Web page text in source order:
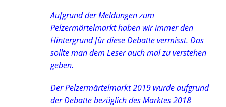
Aufgrund der Meldungen zum
Pelzermärtelmarkt haben wir immer den
Hintergrund für diese Debatte vermisst. Das
sollte man dem Leser auch mal zu verstehen
geben.
Der Pelzermärtelmarkt 2019 wurde aufgrund
der Debatte bezüglich des Marktes 2018